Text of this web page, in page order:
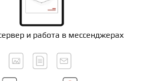
и работа в мессенджерах